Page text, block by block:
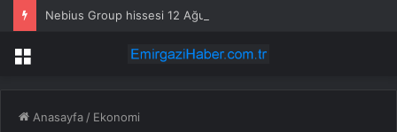
Menü
Anasayfa / Ekonomi